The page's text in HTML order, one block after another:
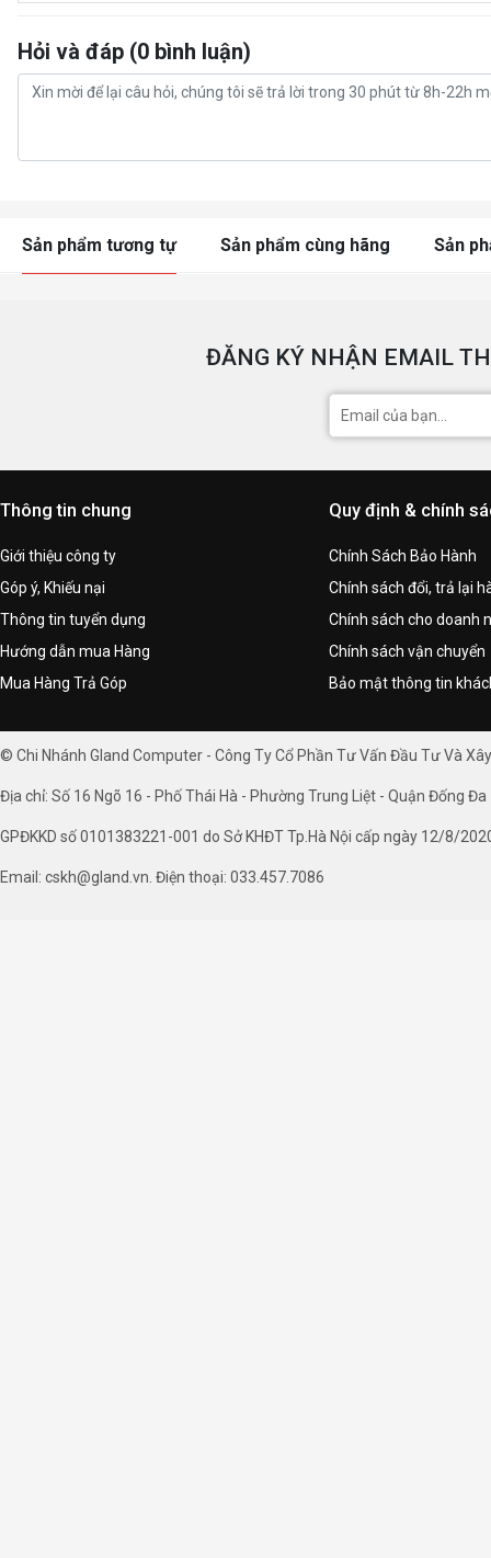
Hỏi và đáp (0 bình luận)
Sản phẩm tương tự Sản phẩm cùng hãng Sản
ĐĂNG KÝ NHẬN EMAIL
Thông tin chung
Giới thiệu công ty
Góp ý, Khiếu nại
Thông tin tuyển dụng
Hướng dẫn mua Hàng
Mua Hàng Trả Góp
Quy định & chính
Chính Sách Bảo Hành
Chính sách đổi, trả lại
Chính sách cho doanh
Chính sách vận chuyển
Bảo mật thông tin
© Chi Nhánh Gland Computer - Công Ty Cổ Phần Tư Vấn Đầu Tư Và
Địa chỉ: Số 16 Ngõ 16 - Phố Thái Hà - Phường Trung Liệt - Quận Đống Đa
GPĐKKD số 0101383221-001 do Sở KHĐT Tp.Hà Nội cấp ngày 12/8/
Email: cskh@gland.vn. Điện thoại: 033.457.7086